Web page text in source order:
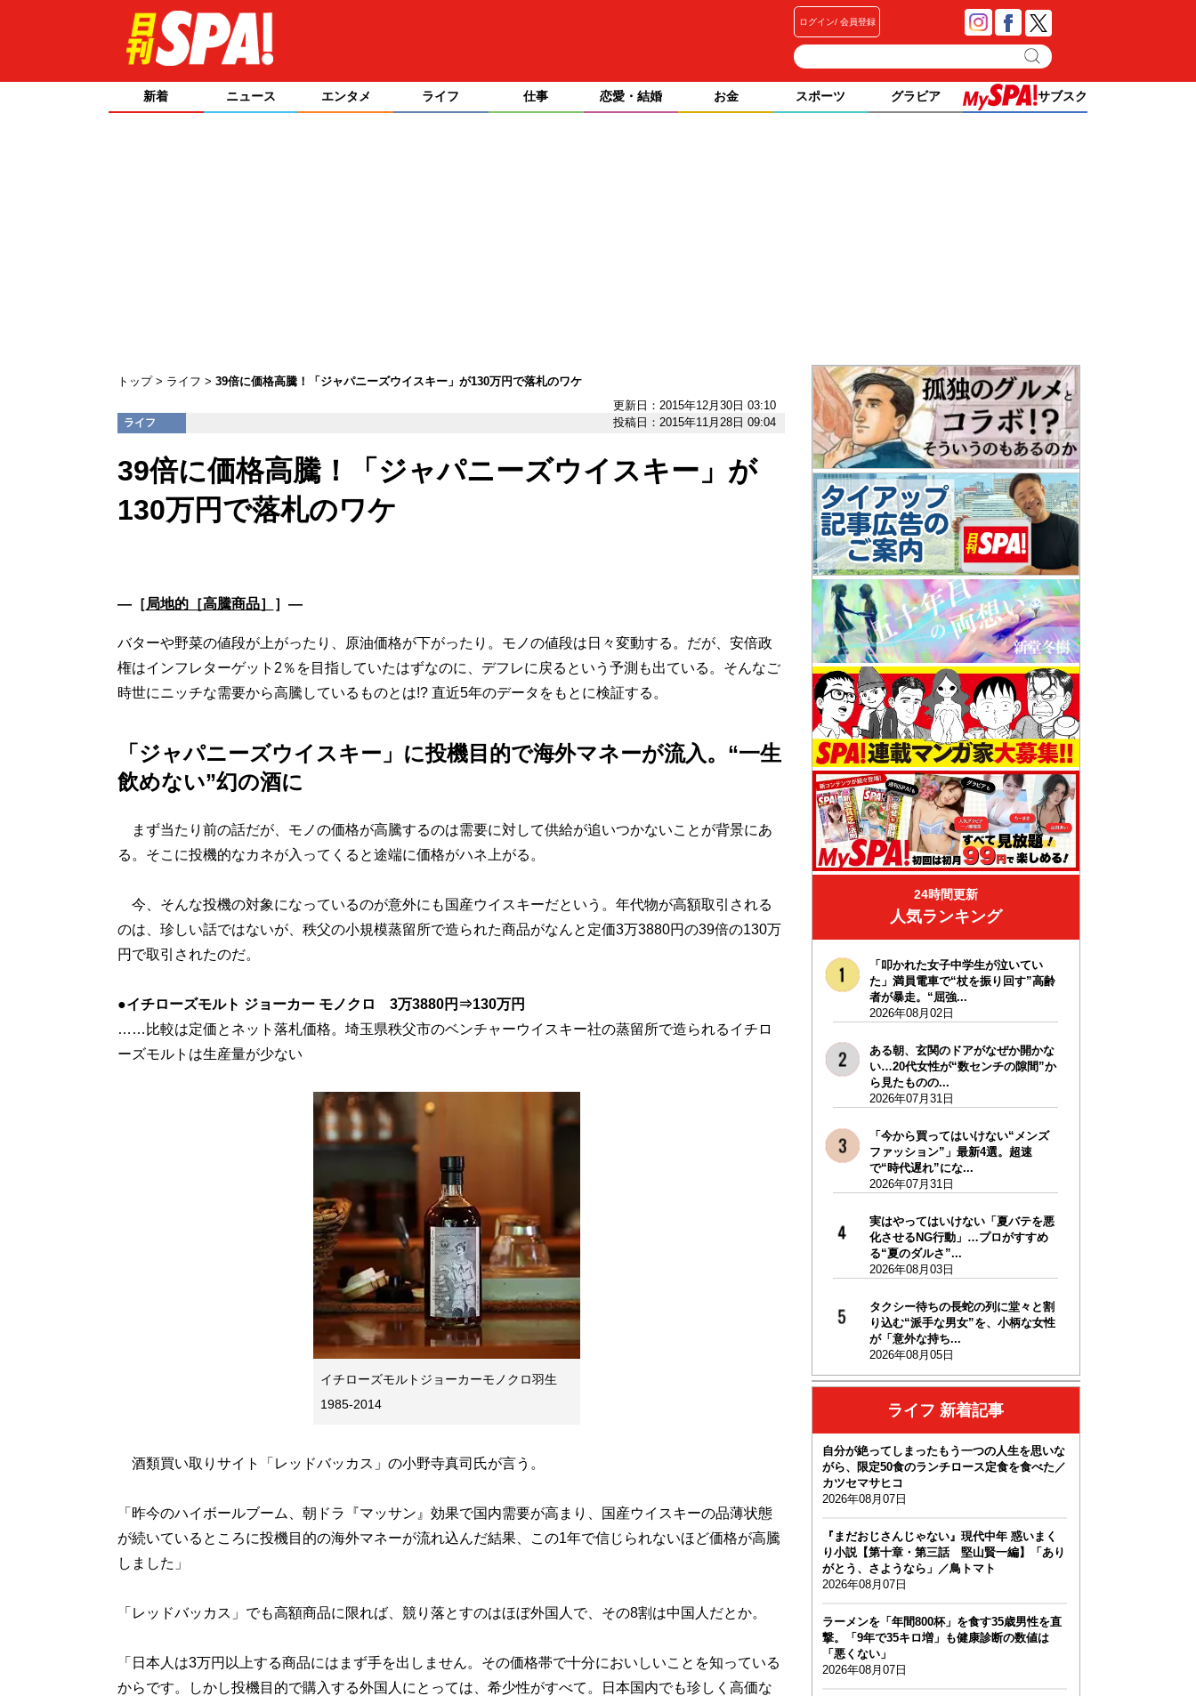
ログイン 会員登録
新着 ニュース エンタメ ライフ 仕事 恋愛・結婚 お金 スポーツ グラビア サブスク
トップ ライフ
39倍に価格高騰！「ジャパニーズウイスキー」が130万円で落札のワケ
更新日：2015年12月30日 03:10
ライフ 投稿日：2015年11月28日 09:04
39倍に価格高騰！「ジャパニーズウイスキー」が
130万円で落札のワケ
―［局地的［高騰商品］ ］―
バターや野菜の値段が上がったり、原油価格が下がったり。モノの値段は日々変動する。だが、安倍政
権はインフレターゲット2％を目指していたはずなのに、デフレに戻るという予測も出ている。そんなご
時世にニッチな需要から高騰しているものとは!? 直近5年のデータをもとに検証する。
「ジャパニーズウイスキー」に投機目的で海外マネーが流入。“一生
飲めない”幻の酒に
まず当たり前の話だが、モノの価格が高騰するのは需要に対して供給が追いつかないことが背景にあ
る。そこに投機的なカネが入ってくると途端に価格がハネ上がる。
今、そんな投機の対象になっているのが意外にも国産ウイスキーだという。年代物が高額取引される
のは、珍しい話ではないが、秩父の小規模蒸留所で造られた商品がなんと定価3万3880円の39倍の130万
円で取引されたのだ。
●イチローズモルト ジョーカー モノクロ 3万3880円⇒130万円
……比較は定価とネット落札価格。埼玉県秩父市のベンチャーウイスキー社の蒸留所で造られるイチロ
ーズモルトは生産量が少ない
イチローズモルトジョーカーモノクロ羽生
1985-2014
酒類買い取りサイト「レッドバッカス」の小野寺真司氏が言う。
「昨今のハイボールブーム、朝ドラ『マッサン』効果で国内需要が高まり、国産ウイスキーの品薄状態
が続いているところに投機目的の海外マネーが流れ込んだ結果、この1年で信じられないほど価格が高騰
しました」
「レッドバッカス」でも高額商品に限れば、競り落とすのはほぼ外国人で、その8割は中国人だとか。
「日本人は3万円以上する商品にはまず手を出しません。その価格帯で十分においしいことを知っている
からです。しかし投機目的で購入する外国人にとっては、希少性がすべて。日本国内でも珍しく高価な
24時間更新
人気ランキング
「叩かれた女子中学生が泣いてい
た」満員電車で“杖を振り回す”高齢
者が暴走。“屈強...
2026年08月02日
ある朝、玄関のドアがなぜか開かな
い…20代女性が“数センチの隙間”か
ら見たものの...
2026年07月31日
「今から買ってはいけない“メンズ
ファッション”」最新4選。超速
で“時代遅れ”にな...
2026年07月31日
実はやってはいけない「夏バテを悪
化させるNG行動」…プロがすすめ
る“夏のダルさ”...
2026年08月03日
タクシー待ちの長蛇の列に堂々と割
り込む“派手な男女”を、小柄な女性
が「意外な持ち...
2026年08月05日
ライフ 新着記事
自分が絶ってしまったもう一つの人生を思いな
がら、限定50食のランチロース定食を食べた／
カツセマサヒコ
2026年08月07日
『まだおじさんじゃない』現代中年 惑いまく
り小説【第十章・第三話 堅山賢一編】「あり
がとう、さようなら」／鳥トマト
2026年08月07日
ラーメンを「年間800杯」を食す35歳男性を直
撃。「9年で35キロ増」も健康診断の数値は
「悪くない」
2026年08月07日